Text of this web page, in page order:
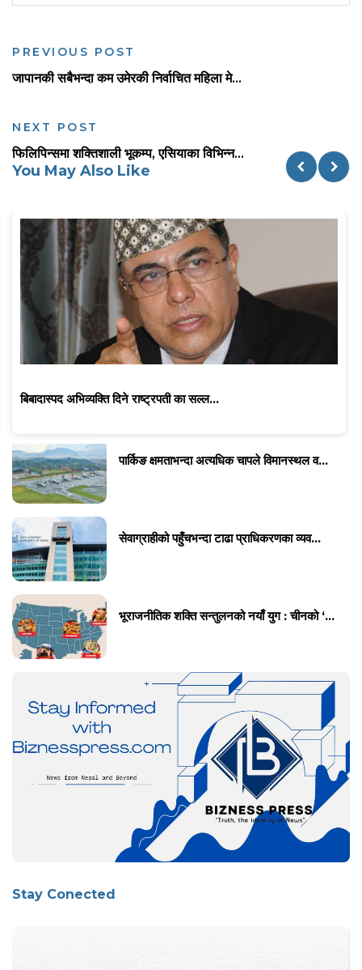
PREVIOUS POST
जापानकी सबैभन्दा कम उमेरकी निर्वाचित महिला मे...
NEXT POST
फिलिपिन्समा शक्तिशाली भूकम्प, एसियाका विभिन्न...
You May Also Like
बिबादास्पद अभिव्यक्ति दिने राष्ट्रपती का सल्ल...
पार्किङ क्षमताभन्दा अत्यधिक चापले विमानस्थल व...
सेवाग्राहीको पहुँचभन्दा टाढा प्राधिकरणका व्यव...
भूराजनीतिक शक्ति सन्तुलनको नयाँ युग : चीनको ‘...
Stay Conected